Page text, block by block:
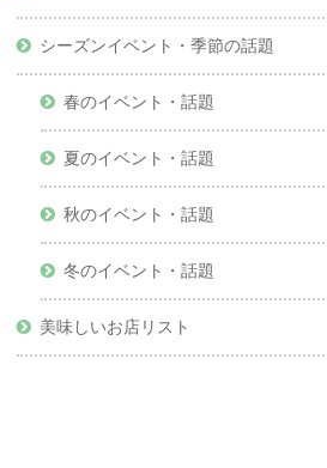
シーズンイベント・季節の話題
春のイベント・話題
夏のイベント・話題
秋のイベント・話題
冬のイベント・話題
美味しいお店リスト